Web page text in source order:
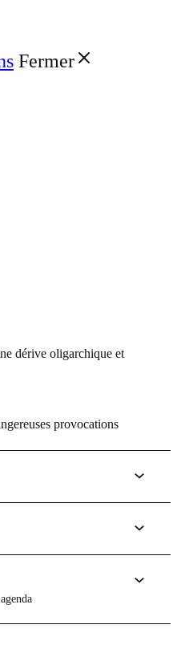
Fermer
dérive oligarchique et
provocations